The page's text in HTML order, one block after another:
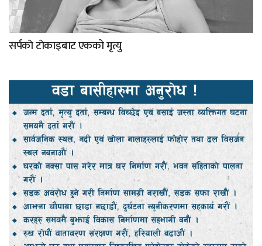
सर्पकाे टाेकाइबाट एकको मृत्यु